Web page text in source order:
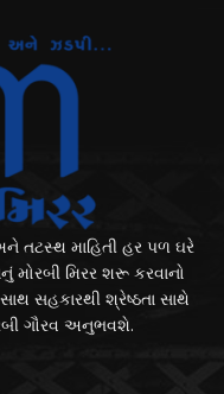
તટસ્થ માહિતી હર પળ ઘરે
મોરબી મિરર શરૂ કરવાનો
સહકારથી શ્રેષ્ઠતા સાથે
ગૌરવ અનુભવશે.